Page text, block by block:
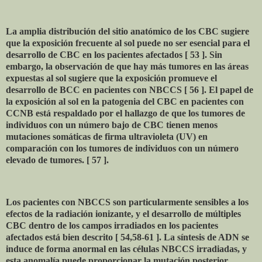
La amplia distribución del sitio anatómico de los CBC sugiere
que la exposición frecuente al sol puede no ser esencial para el
desarrollo de CBC en los pacientes afectados [ 53 ]. Sin
embargo, la observación de que hay más tumores en las áreas
expuestas al sol sugiere que la exposición promueve el
desarrollo de BCC en pacientes con NBCCS [ 56 ]. El papel de
la exposición al sol en la patogenia del CBC en pacientes con
CCNB está respaldado por el hallazgo de que los tumores de
individuos con un número bajo de CBC tienen menos
mutaciones somáticas de firma ultravioleta (UV) en
comparación con los tumores de individuos con un número
elevado de tumores. [ 57 ].
Los pacientes con NBCCS son particularmente sensibles a los
efectos de la radiación ionizante, y el desarrollo de múltiples
CBC dentro de los campos irradiados en los pacientes
afectados está bien descrito [ 54,58-61 ]. La síntesis de ADN se
induce de forma anormal en las células NBCCS irradiadas, y